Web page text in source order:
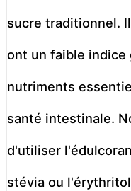
sucre traditionnel.
ont un faible
nutriments
santé intestinale.
d'utiliser
stévia ou